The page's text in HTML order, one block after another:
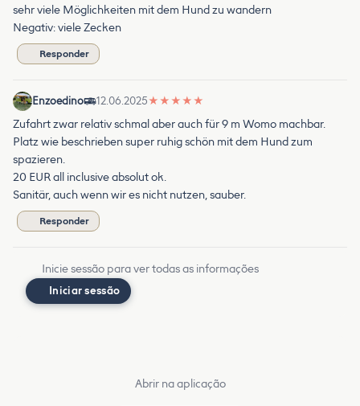
sehr viele Möglichkeiten mit dem Hund zu wandern
Negativ: viele Zecken
Responder
Enzoedino 12.06.2025★ ★ ★ ★ ★
Zufahrt zwar relativ schmal aber auch für 9 m Womo machbar.
Platz wie beschrieben super ruhig schön mit dem Hund zum
spazieren.
20 EUR all inclusive absolut ok.
Sanitär, auch wenn wir es nicht nutzen, sauber.
Responder
Inicie sessão para ver todas as informações
Iniciar sessão
Abrir na aplicação